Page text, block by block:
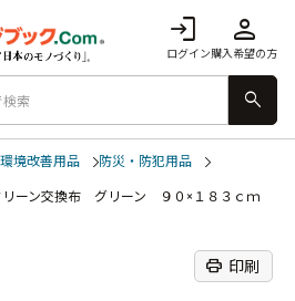
login
ログイン
person
購入希望の方
search
環境改善用品
防災・防犯用品
ーン交換布 グリーン ９０×１８３ｃｍ
print 印刷